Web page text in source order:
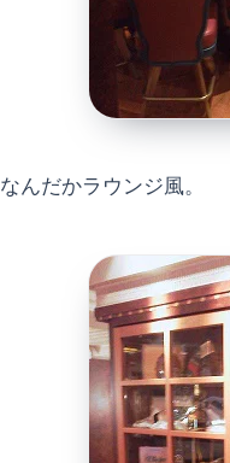
なんだかラウンジ風。